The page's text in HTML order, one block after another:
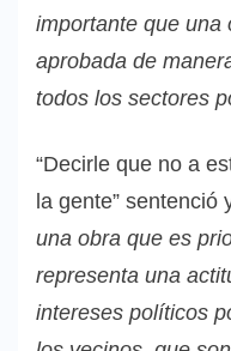
importante que una
aprobada de
todos los sectores
“Decirle que no a
la gente” sentenció
una obra que es
representa una
intereses políticos